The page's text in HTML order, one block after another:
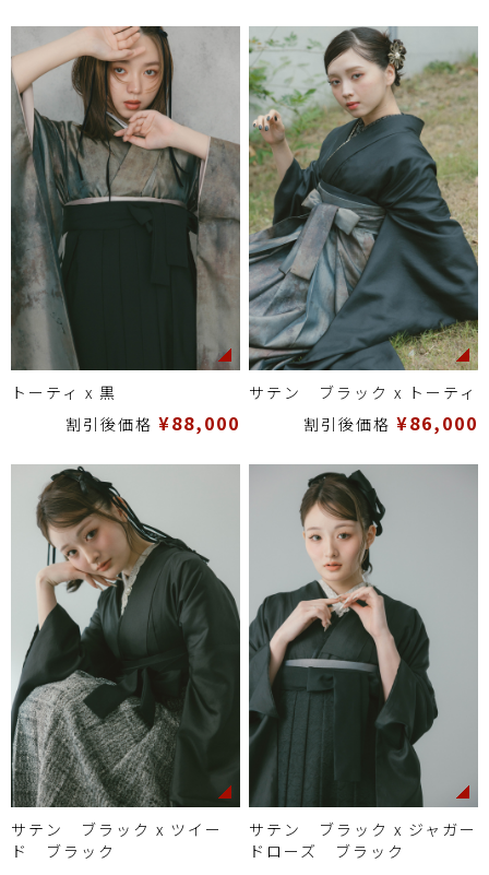
トーティ x 黒
割引後価格 ¥88,000
サテン ブラック x トーティ
割引後価格 ¥86,000
サテン ブラック x ツイー
ド ブラック
サテン ブラック x ジャガー
ドローズ ブラック